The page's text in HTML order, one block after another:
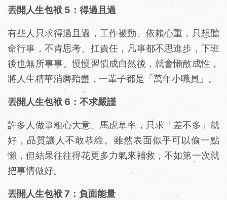
丟開人生包袱 5：得過且過
有些人只求得過且過，工作被動、依賴心重，只想聽
命行事，不肯思考、扛責任，凡事都不思進步，下班
後也無所事事。慢慢習慣成自然後，就會懶散成性，
將人生精華消磨殆盡，一輩子都是「萬年小職員」。
丟開人生包袱 6：不求嚴謹
許多人做事粗心大意、馬虎草率，只求「差不多」就
好，品質讓人不敢恭維。雖然表面似乎可以偷一點
懶，但結果往往得花更多力氣來補救，不如第一次就
把事情做好。
丟開人生包袱 7：負面能量